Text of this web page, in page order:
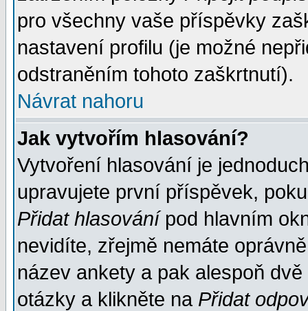
pro všechny vaše příspěvky
nastavení profilu (je možné
odstraněním tohoto zaškrtnutí).
Návrat nahoru
Jak vytvořím hlasování?
Vytvoření hlasování je
upravujete první příspěvek,
Přidat hlasovánípod hlavním
nevidíte, zřejmě nemáte
název ankety a pak alespoň
otázky a klikněte na Přidat